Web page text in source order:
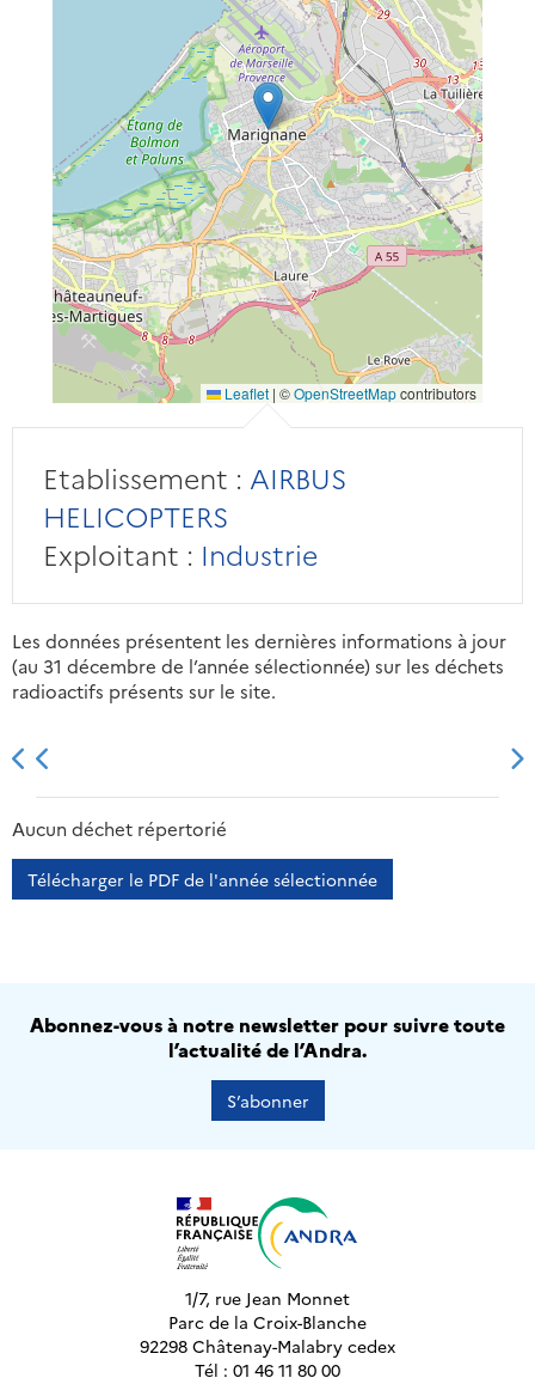
Leaflet | ©OpenStreetMapcontributors
Etablissement : AIRBUS
HELICOPTERS
Exploitant : Industrie
Les données présentent les dernières informations à jour
(au 31 décembre de l’année sélectionnée) sur les déchets
radioactifs présents sur le site.
2013 2014
Aucun déchet répertorié
Télécharger le PDF de l'année sélectionnée
Abonnez-vous à notre newsletter pour suivre toute
l’actualité de l’Andra.
S’abonner
1/7, rue Jean Monnet
Parc de la Croix-Blanche
92298 Châtenay-Malabry cedex
Tél : 01 46 11 80 00